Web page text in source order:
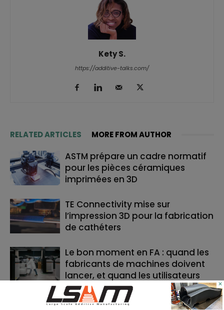
Kety S.
https://additive-talks.com/
RELATED ARTICLES MORE FROM AUTHOR
ASTM prépare un cadre normatif
pour les pièces céramiques
imprimées en 3D
TE Connectivity mise sur
l’impression 3D pour la fabrication
de cathéters
Le bon moment en FA : quand les
fabricants de machines doivent
lancer, et quand les utilisateurs
doivent investir
×